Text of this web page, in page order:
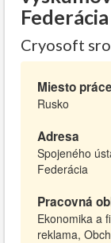
Federácia
Cryosoft sro
Miesto práce
Rusko
Adresa
Spojeného
Federácia
Pracovná
Ekonomika a
reklama,